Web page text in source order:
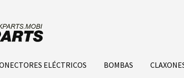
ELÉCTRICOS BOMBAS